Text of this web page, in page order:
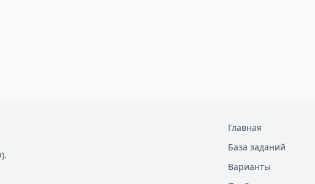
Главная
База заданий
Варианты